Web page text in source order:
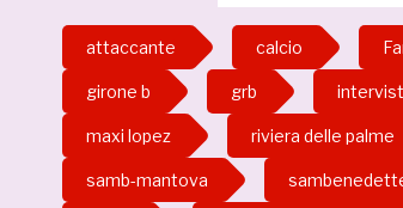
attaccante calcio
girone b grb
maxi lopez riviera delle palme
samb-mantova